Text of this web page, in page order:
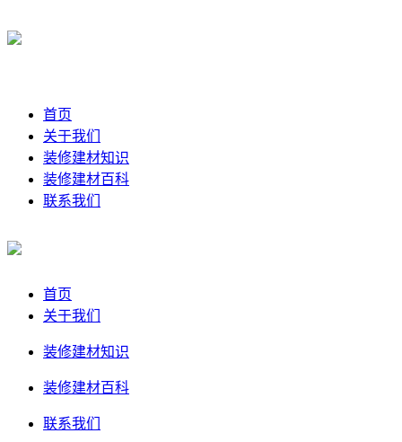
首页
关于我们
装修建材知识
装修建材百科
联系我们
首页
关于我们
装修建材知识
装修建材百科
联系我们